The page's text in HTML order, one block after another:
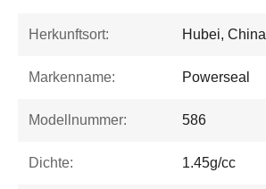
Herkunftsort: Hubei, China
Markenname: Powerseal
Modellnummer: 586
Dichte: 1.45g/cc